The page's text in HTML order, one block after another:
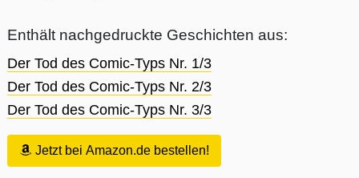
Enthält nachgedruckte Geschichten aus:
Der Tod des Comic-Typs Nr. 1/3
Der Tod des Comic-Typs Nr. 2/3
Der Tod des Comic-Typs Nr. 3/3
Jetzt bei Amazon.de bestellen!